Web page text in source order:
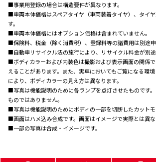
■事業用登録の場合は構造要件が異なります。
■車両本体価格はスペアタイヤ（車両装着タイヤ）、タイ
す。
■車両本体価格にはオプション価格は含まれていません。
■保険料、税金（除く消費税）、登録料等の諸費用は別途申
■自動車リサイクル法の施行により、リサイクル料金が別途
■ボディカラーおよび内装色は撮影および表示画面の関係
えることがあります。また、実車においてもご覧になる環境
により、ボディカラーの見え方は異なります。
■写真は機能説明のために各ランプを点灯させたものです
ものではありません。
■写真は機能説明のためにボディの一部を切断したカットモ
■画面はハメ込み合成です。画面はイメージで実際とは異な
■一部の写真は合成・イメージです。